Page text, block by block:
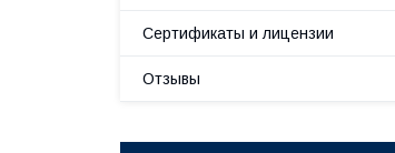
Сертификаты и лицензии
Отзывы